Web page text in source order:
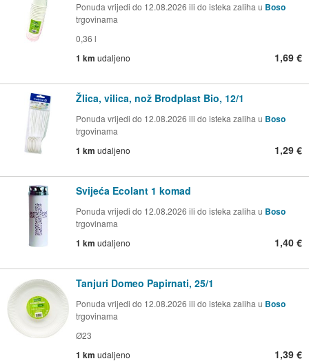
Ponuda vrijedi do 12.08.2026 ili do isteka zaliha u Boso
trgovinama
0,36 l
1 km udaljeno 1,69 €
Žlica, vilica, nož Brodplast Bio, 12/1
Ponuda vrijedi do 12.08.2026 ili do isteka zaliha u Boso
trgovinama
1 km udaljeno 1,29 €
Svijeća Ecolant 1 komad
Ponuda vrijedi do 12.08.2026 ili do isteka zaliha u Boso
trgovinama
1 km udaljeno 1,40 €
Tanjuri Domeo Papirnati, 25/1
Ponuda vrijedi do 12.08.2026 ili do isteka zaliha u Boso
trgovinama
Ø23
1 km udaljeno 1,39 €